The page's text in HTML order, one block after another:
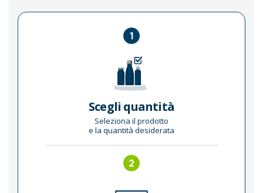
1
Scegli quantità
Seleziona il prodotto
e la quantità desiderata
2